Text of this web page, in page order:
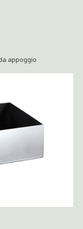
appoggio